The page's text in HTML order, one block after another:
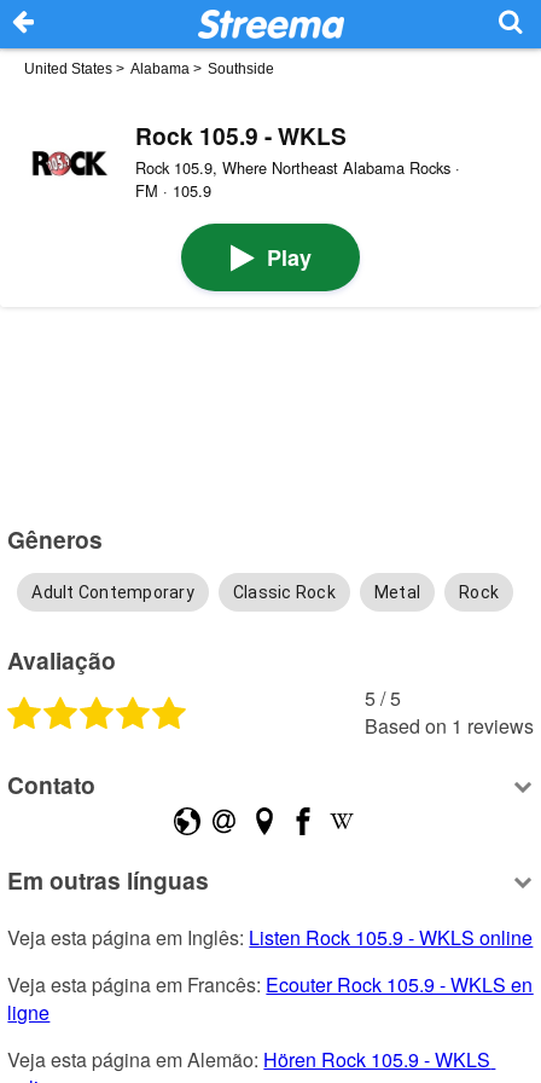
United States > Alabama > Southside
Rock 105.9 - WKLS
Rock 105.9, Where Northeast Alabama Rocks ·
FM · 105.9
Play
Gêneros
Adult Contemporary Classic Rock Metal Rock
Avaliação
5 /5
Based on 1 reviews
Contato
Em outras línguas
Veja esta página em Inglês: Listen Rock 105.9 - WKLS online
Veja esta página em Francês: Ecouter Rock 105.9 - WKLS en
ligne
Veja esta página em Alemão: Hören Rock 105.9 - WKLS